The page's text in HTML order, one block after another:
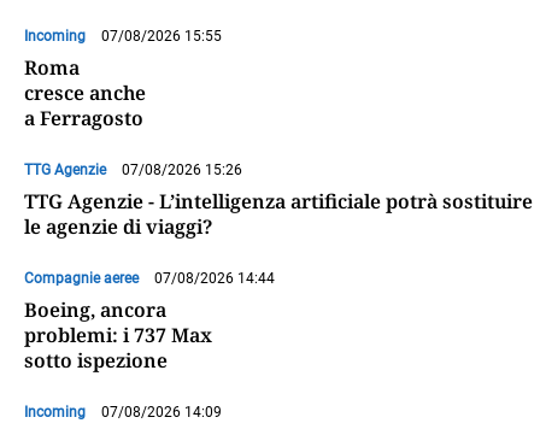
Incoming 07/08/2026 15:55
Roma
cresce anche
a Ferragosto
TTG Agenzie 07/08/2026 15:26
TTG Agenzie - L’intelligenza artificiale potrà sostituire
le agenzie di viaggi?
Compagnie aeree 07/08/2026 14:44
Boeing, ancora
problemi: i 737 Max
sotto ispezione
Incoming 07/08/2026 14:09